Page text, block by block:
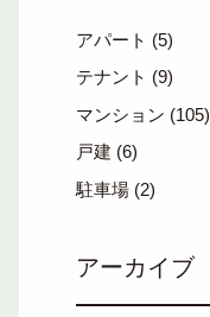
アパート (5)
テナント (9)
マンション (105)
戸建 (6)
駐車場 (2)
アーカイブ